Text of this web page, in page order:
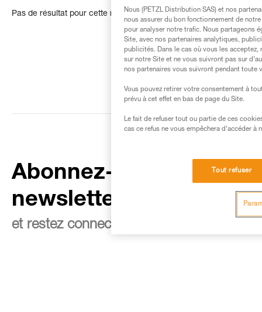
Pas de résultat pour cette recherche
Abonnez-vous à la
newsletter
et restez connecté à notre actualité
Nous (PETZL Distribution SAS) et nos
nous assurer du bon fonctionnement de
pour analyser notre trafic. Nous partageons
Site, avec nos partenaires analytiques,
publicités. Dans le cas où vous les
sur notre Site et ne vous suivront pas sur
nos partenaires vous suivront pendant toute
Vous pouvez retirer votre consentement à
prévu à cet effet en bas de page du Site.
Le fait de refuser tout ou partie de ces
cas ce refus ne vous empêchera d’accéder à
Tout refuser